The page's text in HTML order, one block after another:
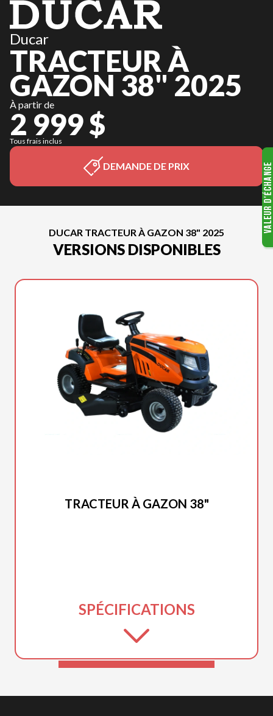
Ducar
TRACTEUR À
GAZON 38" 2025
À partir de
2 999 $
Tous frais inclus
DEMANDE DE PRIX
DUCAR TRACTEUR À GAZON 38" 2025
VERSIONS DISPONIBLES
TRACTEUR À GAZON 38"
SPÉCIFICATIONS